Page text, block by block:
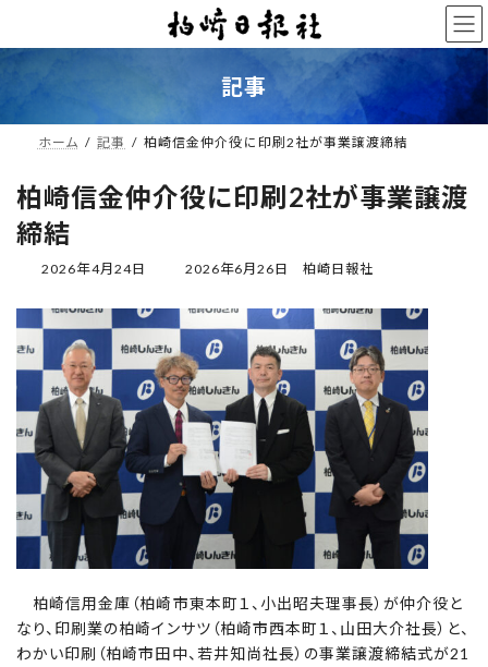
テ
ゲ
記事
ホーム 記事 柏崎信金仲介役に印刷2社が事業譲渡締結
柏崎信金仲介役に印刷2社が事業譲渡
締結
2026年4月24日
最
更
新
時
:
2026年6月26日 柏崎日報社
柏崎信用金庫（柏崎市東本町１、小出昭夫理事長）が仲介役と
なり、印刷業の柏崎インサツ（柏崎市西本町１、山田大介社長）と、
わかい印刷（柏崎市田中、若井知尚社長）の事業譲渡締結式が21